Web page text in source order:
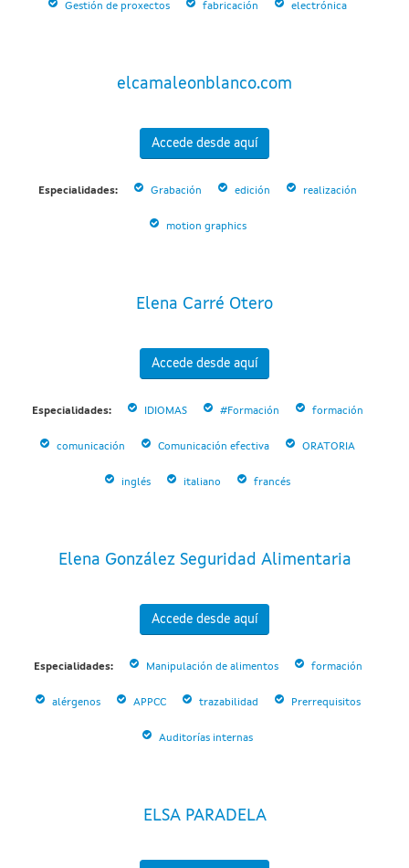
Gestión de proxectos fabricación electrónica
elcamaleonblanco.com
Accede desde aquí
Especialidades: Grabación edición realización
motion graphics
Elena Carré Otero
Accede desde aquí
Especialidades: IDIOMAS #Formación formación
comunicación Comunicación efectiva ORATORIA
inglés italiano francés
Elena González Seguridad Alimentaria
Accede desde aquí
Especialidades: Manipulación de alimentos formación
alérgenos APPCC trazabilidad Prerrequisitos
Auditorías internas
ELSA PARADELA